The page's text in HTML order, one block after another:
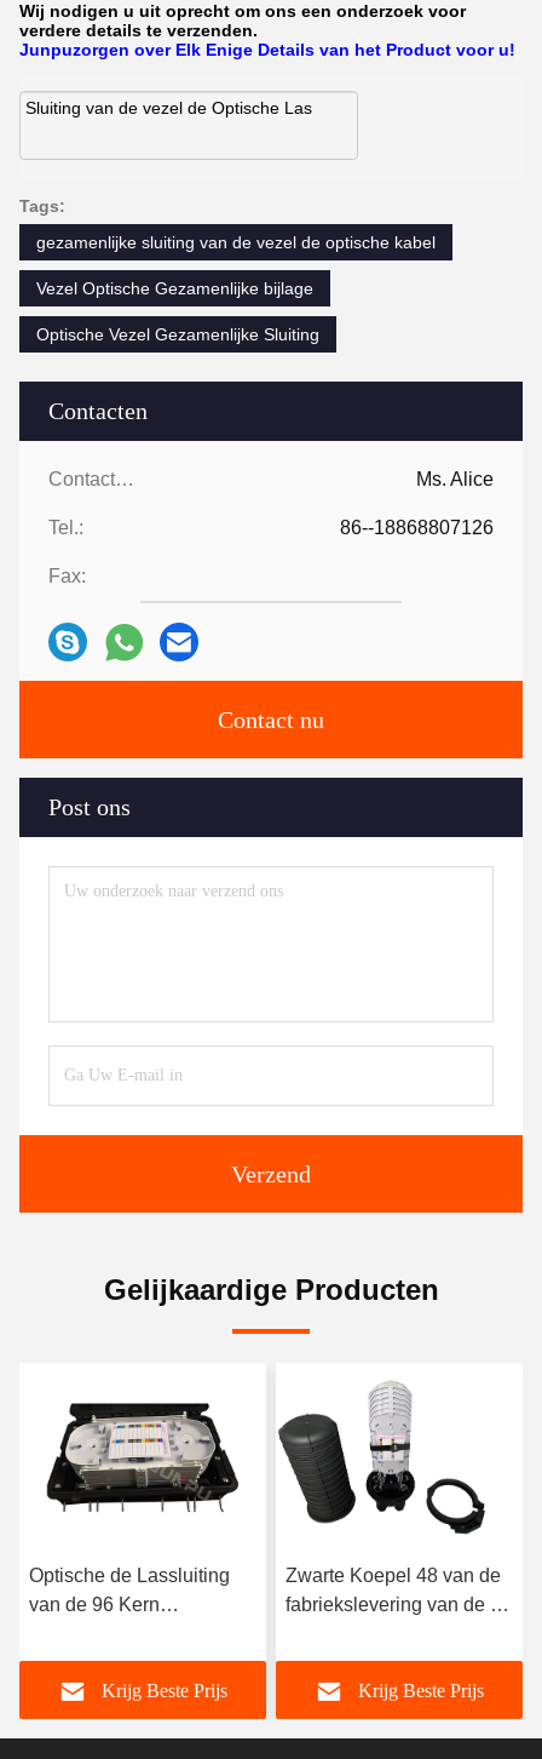
Contacten
Contacten: Ms. Alice
Tel.: 86--18868807126
Fax:
Contact nu
Post ons
Verzend
Wij nodigen u uit oprecht om ons een onderzoek voor
verdere details te verzenden.
Junpuzorgen over Elk Enige Details van het Product voor u!
Sluiting van de vezel de Optische Las
Tags:
gezamenlijke sluiting van de vezel de optische kabel
Vezel Optische Gezamenlijke bijlage
Optische Vezel Gezamenlijke Sluiting
Gelijkaardige Producten
Optische de Lassluiting
van de 96 Kern
Dienbladen in Zwarte
Kleur
Krijg Beste Prijs
Zwarte Koepel 48 van de
fabriekslevering van de de
Kernvezel de Optische
Gezamenlijke Doos
Krijg Beste Prijs